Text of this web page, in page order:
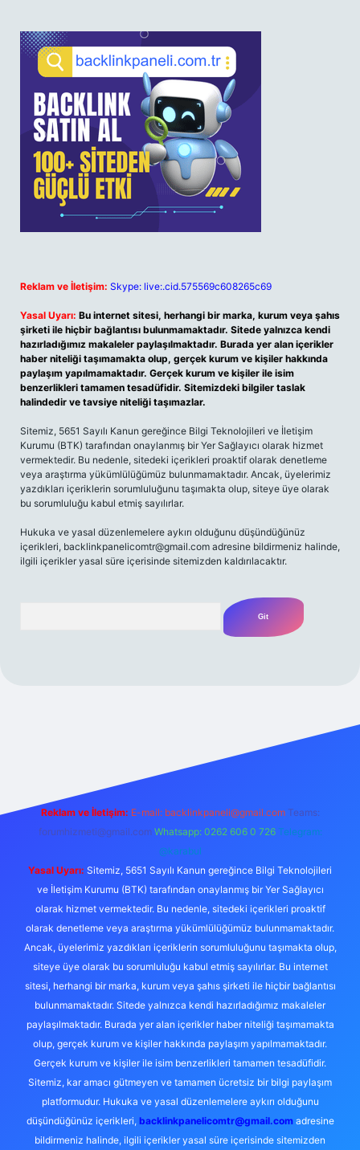
Reklam ve İletişim: Skype: live:.cid.575569c608265c69
Yasal Uyarı: Bu internet sitesi, herhangi bir marka, kurum veya şahıs
şirketi ile hiçbir bağlantısı bulunmamaktadır. Sitede yalnızca kendi
hazırladığımız makaleler paylaşılmaktadır. Burada yer alan içerikler
haber niteliği taşımamakta olup, gerçek kurum ve kişiler hakkında
paylaşım yapılmamaktadır. Gerçek kurum ve kişiler ile isim
benzerlikleri tamamen tesadüfidir. Sitemizdeki bilgiler taslak
halindedir ve tavsiye niteliği taşımazlar.
Sitemiz, 5651 Sayılı Kanun gereğince Bilgi Teknolojileri ve İletişim
Kurumu (BTK) tarafından onaylanmış bir Yer Sağlayıcı olarak hizmet
vermektedir. Bu nedenle, sitedeki içerikleri proaktif olarak denetleme
veya araştırma yükümlülüğümüz bulunmamaktadır. Ancak, üyelerimiz
yazdıkları içeriklerin sorumluluğunu taşımakta olup, siteye üye olarak
bu sorumluluğu kabul etmiş sayılırlar.
Hukuka ve yasal düzenlemelere aykırı olduğunu düşündüğünüz
içerikleri, backlinkpanelicomtr@gmail.com adresine bildirmeniz halinde,
ilgili içerikler yasal süre içerisinde sitemizden kaldırılacaktır.
Reklam ve İletişim: E-mail: backlinkpaneli@gmail.com Teams:
forumhizmeti@gmail.com Whatsapp: 0262 606 0 726 Telegram:
@karabul
Yasal Uyarı: Sitemiz, 5651 Sayılı Kanun gereğince Bilgi Teknolojileri
ve İletişim Kurumu (BTK) tarafından onaylanmış bir Yer Sağlayıcı
olarak hizmet vermektedir. Bu nedenle, sitedeki içerikleri proaktif
olarak denetleme veya araştırma yükümlülüğümüz bulunmamaktadır.
Ancak, üyelerimiz yazdıkları içeriklerin sorumluluğunu taşımakta olup,
siteye üye olarak bu sorumluluğu kabul etmiş sayılırlar. Bu internet
sitesi, herhangi bir marka, kurum veya şahıs şirketi ile hiçbir bağlantısı
bulunmamaktadır. Sitede yalnızca kendi hazırladığımız makaleler
paylaşılmaktadır. Burada yer alan içerikler haber niteliği taşımamakta
olup, gerçek kurum ve kişiler hakkında paylaşım yapılmamaktadır.
Gerçek kurum ve kişiler ile isim benzerlikleri tamamen tesadüfidir.
Sitemiz, kar amacı gütmeyen ve tamamen ücretsiz bir bilgi paylaşım
platformudur. Hukuka ve yasal düzenlemelere aykırı olduğunu
düşündüğünüz içerikleri, backlinkpanelicomtr@gmail.comadresine
bildirmeniz halinde, ilgili içerikler yasal süre içerisinde sitemizden